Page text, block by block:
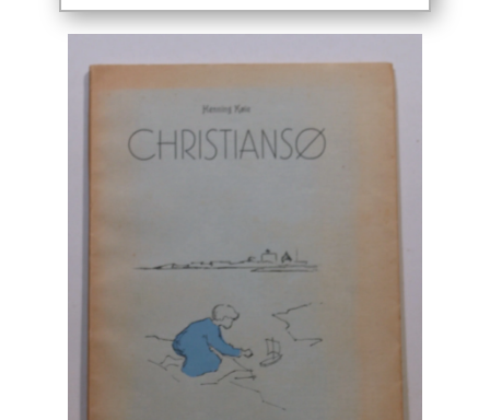
Drikkevare / Øl / Vin
Erhverv
Håndarbejde
Håndværk